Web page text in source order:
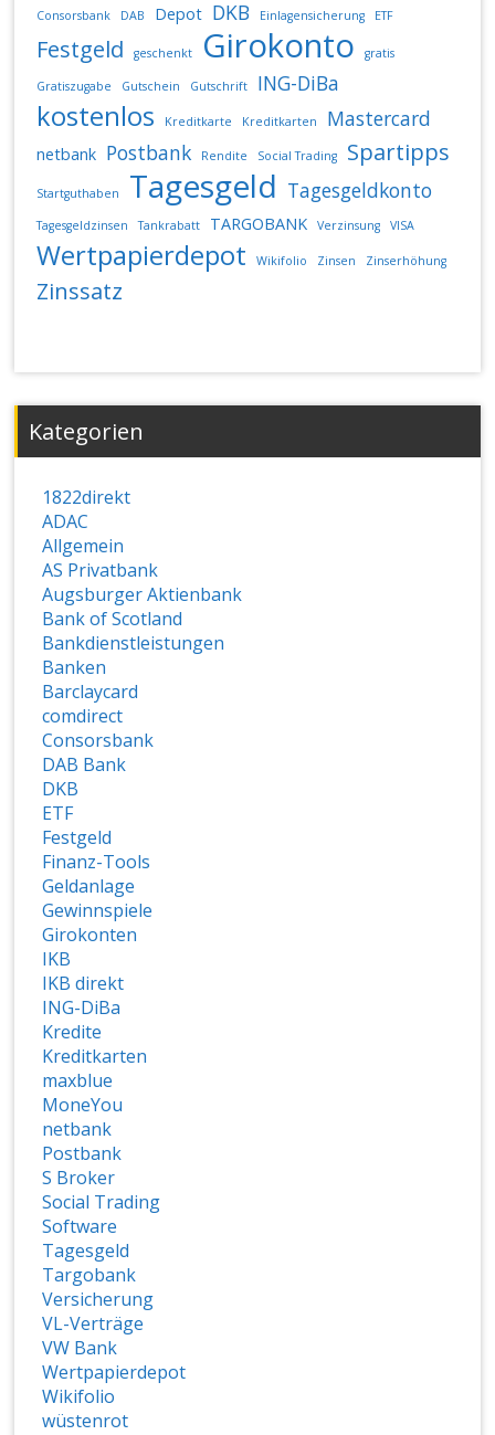
Consorsbank DAB Depot DKB Einlagensicherung ETF
Festgeld geschenkt Girokonto gratis
Gratiszugabe Gutschein Gutschrift ING-DiBa
kostenlos Kreditkarte Kreditkarten Mastercard
netbank Postbank Rendite Social Trading Spartipps
Startguthaben Tagesgeld Tagesgeldkonto
Tagesgeldzinsen Tankrabatt TARGOBANK Verzinsung VISA
Wertpapierdepot Wikifolio Zinsen Zinserhöhung
Zinssatz
Kategorien
1822direkt
ADAC
Allgemein
AS Privatbank
Augsburger Aktienbank
Bank of Scotland
Bankdienstleistungen
Banken
Barclaycard
comdirect
Consorsbank
DAB Bank
DKB
ETF
Festgeld
Finanz-Tools
Geldanlage
Gewinnspiele
Girokonten
IKB
IKB direkt
ING-DiBa
Kredite
Kreditkarten
maxblue
MoneYou
netbank
Postbank
S Broker
Social Trading
Software
Tagesgeld
Targobank
Versicherung
VL-Verträge
VW Bank
Wertpapierdepot
Wikifolio
wüstenrot